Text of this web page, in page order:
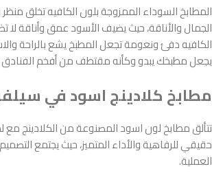
المطابخ السوداء الممزوجة بلون الكافيه تخلق
الجمال والأناقة، حيث يضيف الأسود عمق وأناقة
الكافيه دفئ ونعومة تجعل المطبخ يشع بالراحة
يجعل مطبخك يبدو وكأنه مقتطف من أفخم الفنادق
مطابخ كلادينج اسود في
تتألق مطابخ لون اسود المصنوعة من الكلادينج
حقيقي للرفاهية والأداء المتميز، حيث يجتمع
العملية.